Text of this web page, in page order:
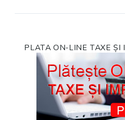
PLATA ON-LINE TAXE ȘI